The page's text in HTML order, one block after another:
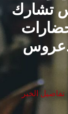
البحث العلمي
الرعاية الصحية
المراكز والوحدات
الأنظمة الذكية
تشارك
تفاصيل الخبر